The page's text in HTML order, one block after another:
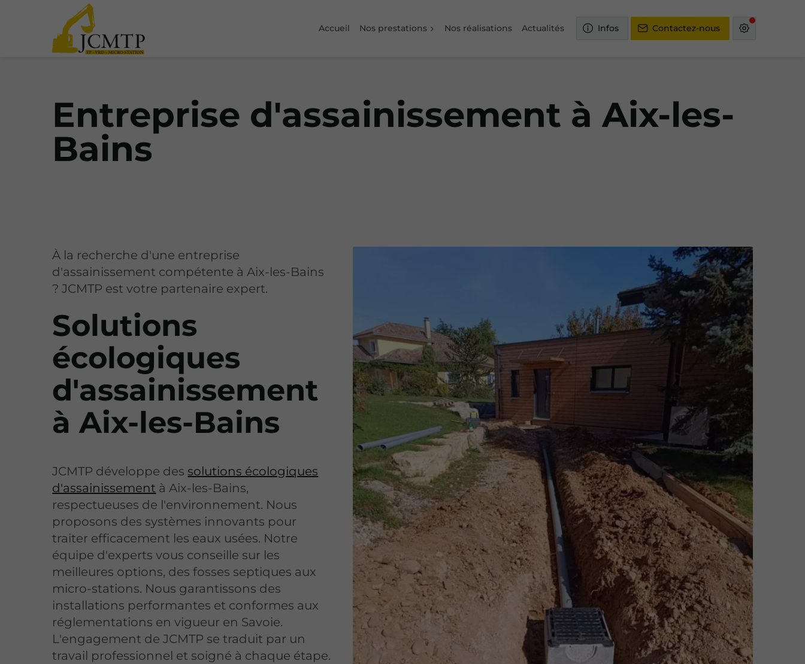
Accueil Nos prestations Nos réalisations Actualités Infos Contactez-nous
Entreprise d'assainissement à Aix-les-
Bains
À la recherche d'une entreprise
d'assainissement compétente à Aix-les-Bains
? JCMTP est votre partenaire expert.
Solutions
écologiques
d'assainissement
à Aix-les-Bains
JCMTP développe des solutions écologiques
d'assainissement à Aix-les-Bains,
respectueuses de l'environnement. Nous
proposons des systèmes innovants pour
traiter efficacement les eaux usées. Notre
équipe d'experts vous conseille sur les
meilleures options, des fosses septiques aux
micro-stations. Nous garantissons des
installations performantes et conformes aux
réglementations en vigueur en Savoie.
L'engagement de JCMTP se traduit par un
travail professionnel et soigné à chaque étape.